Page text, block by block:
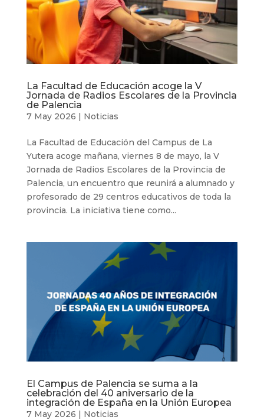
La Facultad de Educación acoge la V
Jornada de Radios Escolares de la Provincia
de Palencia
7 May 2026 | Noticias
La Facultad de Educación del Campus de La
Yutera acoge mañana, viernes 8 de mayo, la V
Jornada de Radios Escolares de la Provincia de
Palencia, un encuentro que reunirá a alumnado y
profesorado de 29 centros educativos de toda la
provincia. La iniciativa tiene como...
El Campus de Palencia se suma a la
celebración del 40 aniversario de la
integración de España en la Unión Europea
7 May 2026 | Noticias